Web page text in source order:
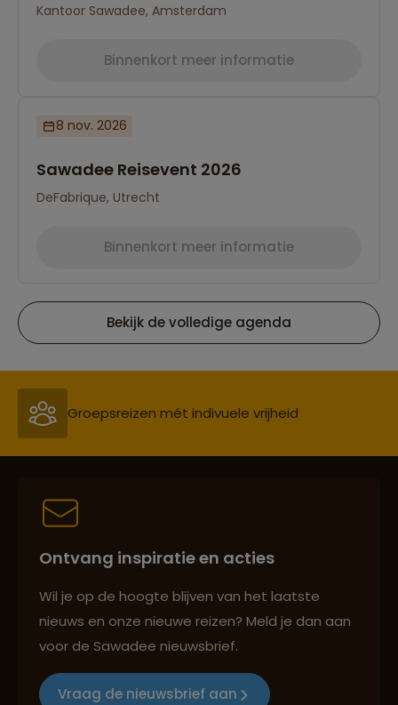
Kantoor Sawadee, Amsterdam
Binnenkort meer informatie
8 nov. 2026
Sawadee Reisevent 2026
DeFabrique, Utrecht
Binnenkort meer informatie
Bekijk de volledige agenda
Reizen met oog voor mens, cultuur en milieu
Groepsreizen mét indivuele vrijheid
Persoonlijk en deskundig reisadvies
Reizen met oog voor mens, cultuur en milieu
Ontvang inspiratie en acties
Wil je op de hoogte blijven van het laatste
nieuws en onze nieuwe reizen? Meld je dan aan
voor de Sawadee nieuwsbrief.
Vraag de nieuwsbrief aan